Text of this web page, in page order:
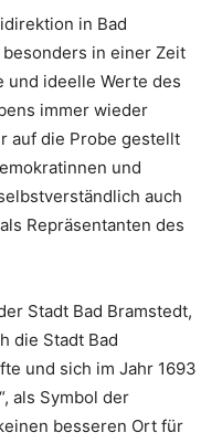
in Bad
in einer Zeit
und ideelle Werte des
immer wieder
auf die Probe gestellt
und
auch
Repräsentanten des
Stadt Bad Bramstedt,
die Stadt Bad
und sich im Jahr 1693
als Symbol der
besseren Ort für